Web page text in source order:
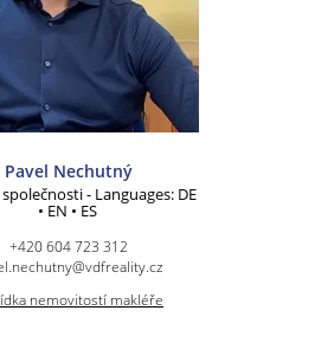
Pavel Nechutný
- Languages: DE
• EN • ES
+420 604 723 312
nemovitostí makléře